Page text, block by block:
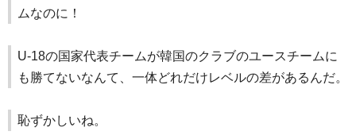
ムなのに！
U-18の国家代表チームが韓国のクラブのユースチームに
も勝てないなんて、一体どれだけレベルの差があるんだ。
恥ずかしいね。